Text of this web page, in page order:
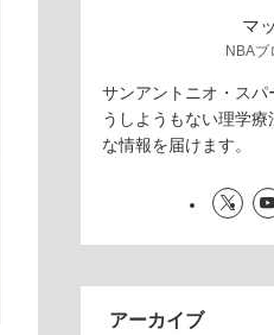
マ
NBAブ
サンアントニオ・ス
うしようもない理学
な情報を届けます。
アーカイブ